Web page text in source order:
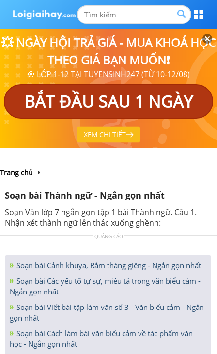
💥 NGÀY HỘI TRẢ GIÁ - MUA KHOÁ HỌC
THEO GIÁ BẠN MUỐN❗
🎯 LỚP 1-12 TẠI TUYENSINH247 (TỪ 10-12/08)
BẮT ĐẦU SAU 1 NGÀY
XEM CHI TIẾT
Trang chủ
Soạn bài Thành ngữ - Ngắn gọn nhất
Soạn Văn lớp 7 ngắn gọn tập 1 bài Thành ngữ. Câu 1.
Nhận xét thành ngữ lên thác xuống ghềnh:
QUẢNG CÁO
Soạn bài Cảnh khuya, Rằm tháng giêng - Ngắn gọn nhất
Soạn bài Các yếu tố tự sự, miêu tả trong văn biểu cảm -
Ngắn gọn nhất
Soạn bài Viết bài tập làm văn số 3 - Văn biểu cảm - Ngắn
gọn nhất
Soạn bài Cách làm bài văn biểu cảm về tác phẩm văn
học - Ngắn gọn nhất